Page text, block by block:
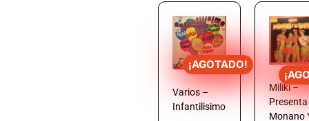
¡AGOTADO!
Varios –
Infantilisimo
Miliki –
Presenta
Monano